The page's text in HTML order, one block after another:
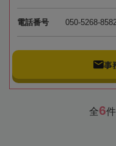
電話番号 050-5268-
事
全6